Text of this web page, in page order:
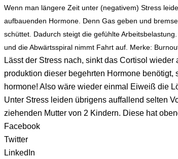
Wenn man län­ge­re Zeit unter (nega­ti­vem) Stress
auf­bau­en­den Hor­mo­ne. Denn Gas geben und
schüt­tet. Dadurch steigt die gefühl­te
und die Abwärts­spi­ral nimmt Fahrt auf. Mer­ke:
Lässt der Stress nach, sinkt das Cor­ti­sol
pro­duk­ti­on die­ser begehr­ten Hor­mo­ne
hor­mo­ne! Also wäre wie­der ein­mal Eiweiß die
Unter Stress lei­den übri­gens auf­fal­lend sel­ten
zie­hen­den Mut­ter von 2 Kin­dern. Die­se hat
Facebook
Twitter
LinkedIn